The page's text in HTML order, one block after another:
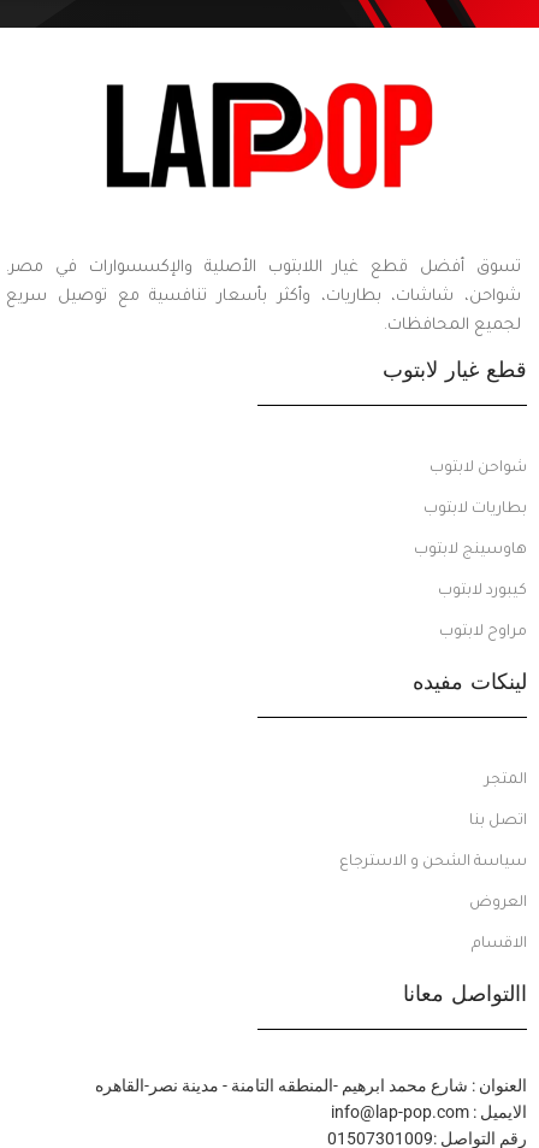
تسوق أفضل قطع غيار اللابتوب الأصلية والإكسسوارات في مصر.
شواحن، شاشات، بطاريات، وأكثر بأسعار تنافسية مع توصيل سريع
لجميع المحافظات.
قطع غيار لابتوب
شواحن لابتوب
بطاريات لابتوب
هاوسينج لابتوب
كيبورد لابتوب
مراوح لابتوب
لينكات مفيده
المتجر
اتصل بنا
سياسة الشحن و الاسترجاع
العروض
الاقسام
االتواصل معانا
العنوان : شارع محمد ابرهيم -المنطقه التامنة - مدينة نصر-القاهره
الايميل : info@lap-pop.com
رقم التواصل :01507301009